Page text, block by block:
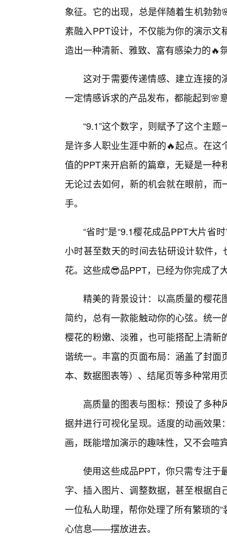
象征。它的出现，总是伴随着生机勃
素融入PPT设计，不仅能为你的演示
造出一种清新、雅致、富有感染力的🔥
这对于需要传递情感、建立连接的
一定情感诉求的产品发布，都能起到🌸
“9.1”这个数字，则赋予了这个主
是许多人职业生涯中新的🔥起点。在
值的PPT来开启新的篇章，无疑是一
无论过去如何，新的机会就在眼前，
手。
“省时”是“9.1樱花成品PPT大片省
小时甚至数天的时间去钻研设计软件
花。这些成😎品PPT，已经为你完成了
精美的背景设计：以高质量的樱花
简约，总有一款能触动你的心弦。统
樱花的粉嫩、淡雅，也可能搭配上清
谐统一。丰富的页面布局：涵盖了封
本、数据图表等）、结尾页等多种常用
高质量的图表与图标：预设了多
据并进行可视化呈现。适度的动画效
画，既能增加演示的趣味性，又不会喧
使用这些成品PPT，你只需专注
字、插入图片、调整数据，甚至根据
一位私人助理，帮你处理了所有繁琐的
心信息——摆放进去。